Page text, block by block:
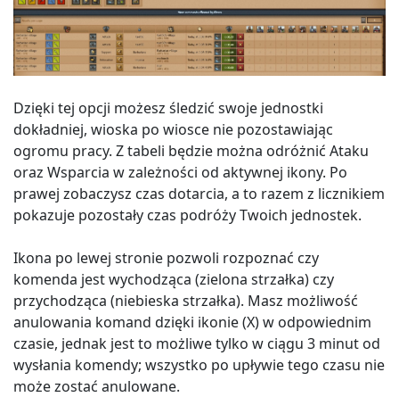
Dzięki tej opcji możesz śledzić swoje jednostki
dokładniej, wioska po wiosce nie pozostawiając
ogromu pracy. Z tabeli będzie można odróżnić Ataku
oraz Wsparcia w zależności od aktywnej ikony. Po
prawej zobaczysz czas dotarcia, a to razem z licznikiem
pokazuje pozostały czas podróży Twoich jednostek.
Ikona po lewej stronie pozwoli rozpoznać czy
komenda jest wychodząca (zielona strzałka) czy
przychodząca (niebieska strzałka). Masz możliwość
anulowania komand dzięki ikonie (X) w odpowiednim
czasie, jednak jest to możliwe tylko w ciągu 3 minut od
wysłania komendy; wszystko po upływie tego czasu nie
może zostać anulowane.